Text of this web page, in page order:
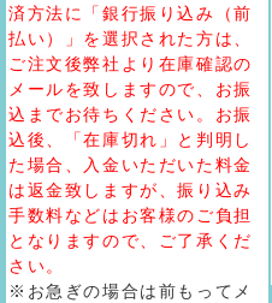
済方法に「銀行振り込み（前
払い）」を選択された方は、
ご注文後弊社より在庫確認の
メールを致しますので、お振
込までお待ちください。お振
込後、「在庫切れ」と判明し
た場合、入金いただいた料金
は返金致しますが、振り込み
手数料などはお客様のご負担
となりますので、ご了承くだ
さい。
※お急ぎの場合は前もってメ